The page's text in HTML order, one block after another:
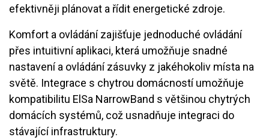
efektivněji plánovat a řídit energetické zdroje.
Komfort a ovládání zajišťuje jednoduché ovládání
přes intuitivní aplikaci, která umožňuje snadné
nastavení a ovládání zásuvky z jakéhokoliv místa na
světě. Integrace s chytrou domácností umožňuje
kompatibilitu ElSa NarrowBand s většinou chytrých
domácích systémů, což usnadňuje integraci do
stávající infrastruktury.